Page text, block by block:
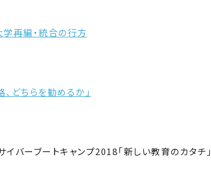
再編・統合の行方
どちらを勧めるか」
バーブートキャンプ2018「新しい教育のカタチ」